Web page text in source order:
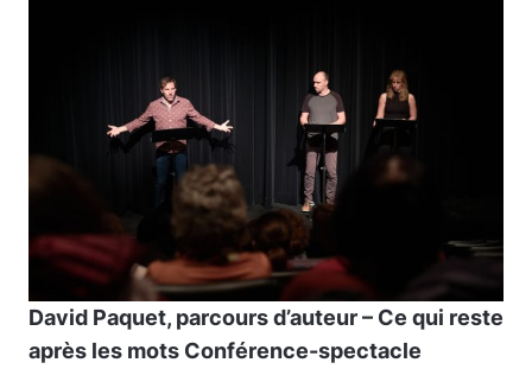
David Paquet, parcours d’auteur – Ce qui reste
après les mots Conférence-spectacle